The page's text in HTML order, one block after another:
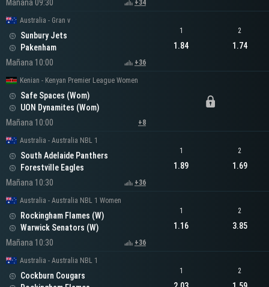
Mañana 09:30
+34
Australia - Gran v
Sunbury Jets
Pakenham
Mañana 10:00
+36
1
1.84
2
1.74
Kenian - Kenyan Premier League Women
Safe Spaces (Wom)
UON Dynamites (Wom)
Mañana 10:00
+8
Australia - Australia NBL 1
South Adelaide Panthers
Forestville Eagles
Mañana 10:30
+36
1
1.89
2
1.69
Australia - Australia NBL 1 Women
Rockingham Flames (W)
Warwick Senators (W)
Mañana 10:30
+36
1
1.16
2
3.85
Australia - Australia NBL 1
Cockburn Cougars
1 2